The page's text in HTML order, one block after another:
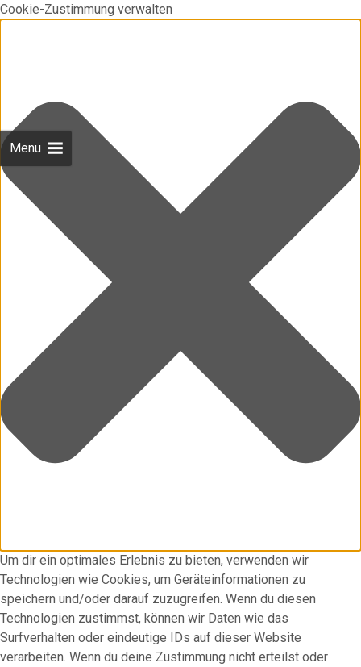
Cookie-Zustimmung verwalten
Um dir ein optimales Erlebnis zu bieten, verwenden wir
Technologien wie Cookies, um Geräteinformationen zu
speichern und/oder darauf zuzugreifen. Wenn du diesen
Technologien zustimmst, können wir Daten wie das
Surfverhalten oder eindeutige IDs auf dieser Website
verarbeiten. Wenn du deine Zustimmung nicht erteilst oder
Menu